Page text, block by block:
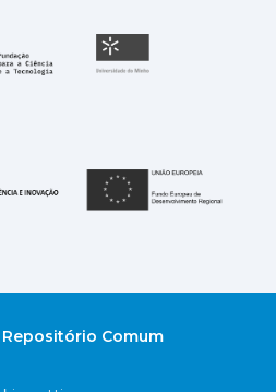
Fundação para a
República Portuguesa
Comum